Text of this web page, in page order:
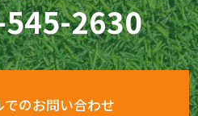
2630
でのお問い合わせ